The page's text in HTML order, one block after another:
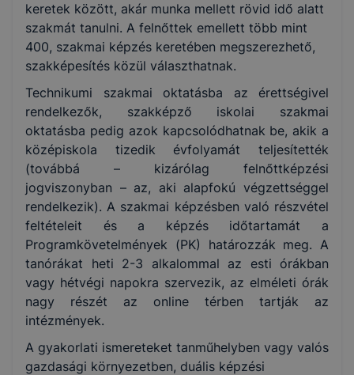
keretek között, akár munka mellett rövid idő alatt
szakmát tanulni. A felnőttek emellett több mint
400, szakmai képzés keretében megszerezhető,
szakképesítés közül választhatnak.
Technikumi szakmai oktatásba az érettségivel
rendelkezők, szakképző iskolai szakmai
oktatásba pedig azok kapcsolódhatnak be, akik a
középiskola tizedik évfolyamát teljesítették
(továbbá – kizárólag felnőttképzési
jogviszonyban – az, aki alapfokú végzettséggel
rendelkezik). A szakmai képzésben való részvétel
feltételeit és a képzés időtartamát a
Programkövetelmények (PK) határozzák meg. A
tanórákat heti 2-3 alkalommal az esti órákban
vagy hétvégi napokra szervezik, az elméleti órák
nagy részét az online térben tartják az
intézmények.
A gyakorlati ismereteket tanműhelyben vagy valós
gazdasági környezetben, duális képzési